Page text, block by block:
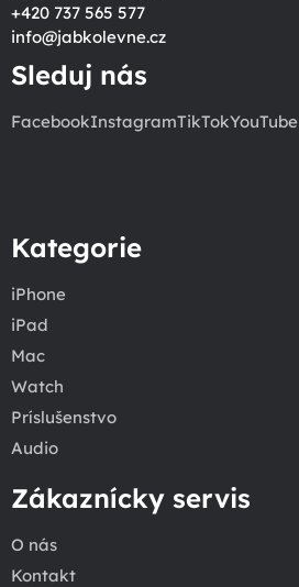
+420 737 565 577
info@jabkolevne.cz
Sleduj nás
FacebookInstagramTikTokYouTube
Kategorie
iPhone
iPad
Mac
Watch
Príslušenstvo
Audio
Zákaznícky servis
O nás
Kontakt